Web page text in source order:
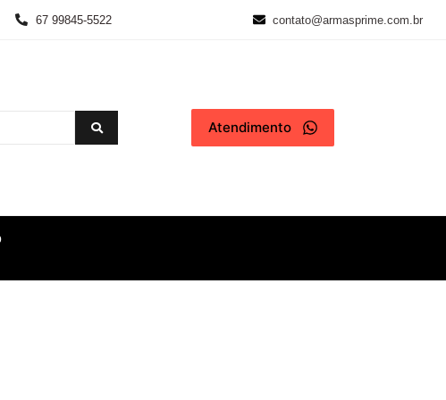
67 99845-5522 contato@armasprime.com.br
Atendimento